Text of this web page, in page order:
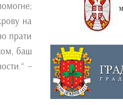
на
прати
баш
–